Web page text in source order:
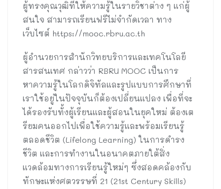
ผู้ทรงคุณวุฒิที่ให้ความรู้ในรายวิชาต่าง ๆ แก่ผู้
สนใจ สามารถเรียนฟรีไม่จำกัดเวลา ทาง
เว็บไซต์ https://mooc.rbru.ac.th
ผู้อำนวยการสำนักวิทยบริการและเทคโนโลยี
สารสนเทศ กล่าวว่า RBRU MOOC เป็นการ
หาความรู้ในโลกดิจิทัลและรูปแบบการศึกษาที่
เราใช้อยู่ในปัจจุบันก็ต้องเปลี่ยนแปลง เพื่อที่จะ
ได้รองรับทั้งผู้เรียนและผู้สอนในยุคใหม่ ต้องเต
รียมคนออกไปเพื่อใช้ความรู้และพร้อมเรียนรู้
ตลอดชีวิต (Lifelong Learning) ในการดำรง
ชีวิต และการทำงานในอนาคตภายใต้สิ่ง
แวดล้อมทางการเรียนรู้ใหม่ๆ ซึ่งสอดคล้องกับ
ทักษะแห่งศตวรรษที่ 21 (21st Century Skills)